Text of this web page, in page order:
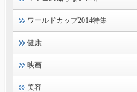
ワールドカップ2014特集
健康
映画
美容